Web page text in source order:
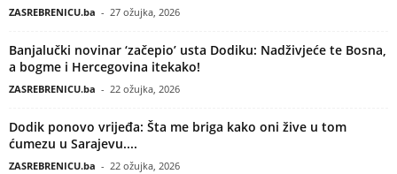
ZASREBRENICU.ba - 27 ožujka, 2026
Banjalučki novinar ‘začepio’ usta Dodiku: Nadživjeće te Bosna,
a bogme i Hercegovina itekako!
ZASREBRENICU.ba - 22 ožujka, 2026
Dodik ponovo vrijeđa: Šta me briga kako oni žive u tom
ćumezu u Sarajevu....
ZASREBRENICU.ba - 22 ožujka, 2026